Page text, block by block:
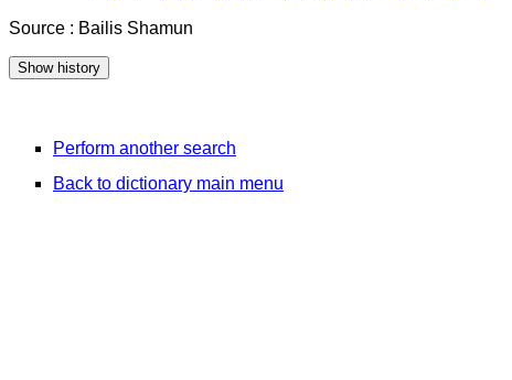
Source : Bailis Shamun
Perform another search
Back to dictionary main menu